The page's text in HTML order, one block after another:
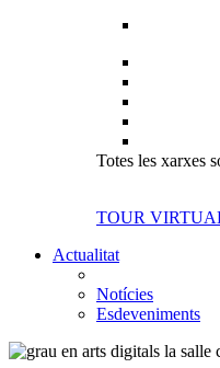
Totes les xarxes
TOUR
Actualitat
Notícies
Esdeveniments